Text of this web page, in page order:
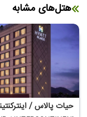
هتل‌های مشابه
حیات پالاس /